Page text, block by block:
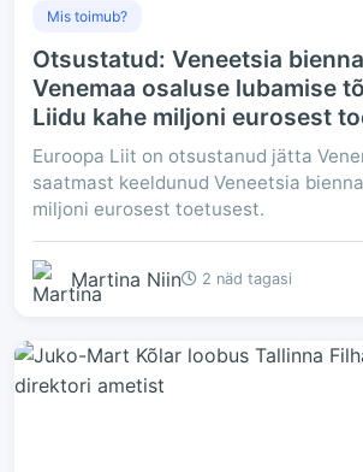
Mis toimub?
Otsustatud: Veneetsia
Venemaa osaluse lubamise
Liidu kahe miljoni eurosest
Euroopa Liit on otsustanud jätta
saatmast keeldunud Veneetsia
miljoni eurosest toetusest.
Martina Niin 2 näd tagasi